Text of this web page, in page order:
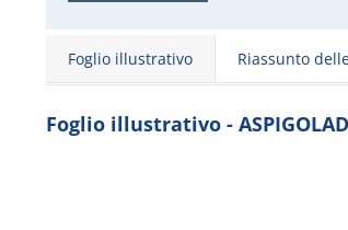
Foglio illustrativo Riassunto
Foglio illustrativo -